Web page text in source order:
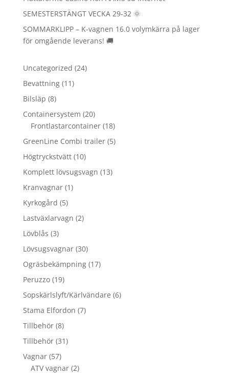
SEMESTERSTÄNGT VECKA 29-32 🌞
SOMMARKLIPP – K-vagnen 16.0 volymkärra på lager
för omgående leverans! 🚚
Uncategorized 2424
Bevattning 1111
Bilsläp 88
produkter
Containersystem 2020
produkter
Frontlastarcontainer 1818
produkter
GreenLine Combi trailer 55
Högtryckstvätt 1010
produkter
Komplett lövsugsvagn 1313
Kranvagnar 11
Kyrkogård 55
produkter
Lastväxlarvagn 22
Lövblås 33
produkter
Lövsugsvagnar 3030
produkter
Ogräsbekämpning 1717
Peruzzo 1919
produkter
Sopskärlslyft/Kärlvändare 66
Stama Elfordon 77
Tillbehör 88
produkter
Tillbehör 3131
Vagnar 5757
produkter
ATV vagnar 22